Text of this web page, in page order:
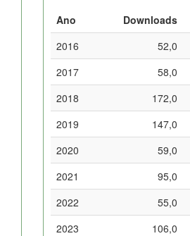
Ano Downloads
2016
52,0
2017
58,0
2018
172,0
2019
147,0
2020
59,0
2021
95,0
2022
55,0
2023
106,0